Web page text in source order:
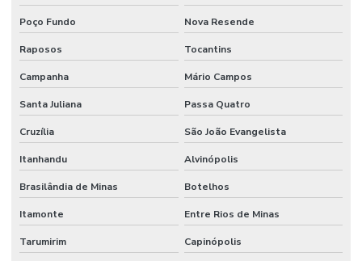
Revestimento Epóxi 1 A 4mm Para Indústria
Revestimento Epóxi Alta Resistência Minas Gerais
Revestimento Epóxi Monolítico Em São Paulo
Revestimento Epóxi Multicamadas
Revestimento Epóxi Para Ambientes Comerciais
Revestimento Epóxi Para Indústria
Revestimento Epóxi Para Indústrias Em Minas Gerais
Poço Fundo Nova Resende
Raposos Tocantins
Campanha Mário Campos
Santa Juliana Passa Quatro
Cruzília São João Evangelista
Itanhandu Alvinópolis
Brasilândia de Minas Botelhos
Itamonte Entre Rios de Minas
Tarumirim Capinópolis